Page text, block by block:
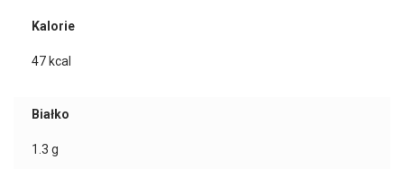
Kalorie
47 kcal
Białko
1.3 g